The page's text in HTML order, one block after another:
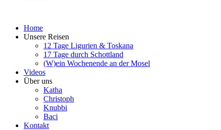
Home
Unsere Reisen
12 Tage Ligurien & Toskana
17 Tage durch Schottland
(W)ein Wochenende an der Mosel
Videos
Über uns
Katha
Christoph
Knubbi
Baci
Kontakt